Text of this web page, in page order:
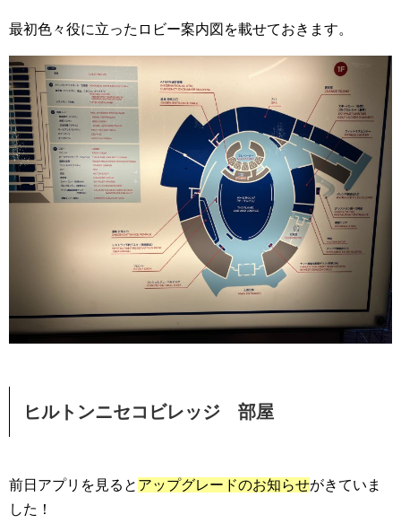
最初色々役に立ったロビー案内図を載せておきます。
ヒルトンニセコビレッジ 部屋
前日アプリを見ると アップグレードのお知らせがきていま
した！